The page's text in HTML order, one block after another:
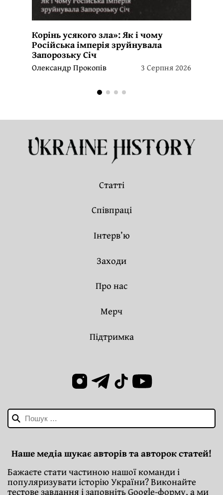
Корінь усякого зла»: Як і чому
Російська імперія зруйнувала
Запорозьку Січ
Олександр Прокопів 3 Серпня 2026
Пошук:
Статті
Співпраці
Інтерв’ю
Заходи
Про нас
Мерч
Підтримка
Наше медіа шукає авторів та авторок статей!
Бажаєте стати частиною нашої команди і
популяризувати історію України? Виконайте
тестове завдання і заповніть Google-форму, а ми